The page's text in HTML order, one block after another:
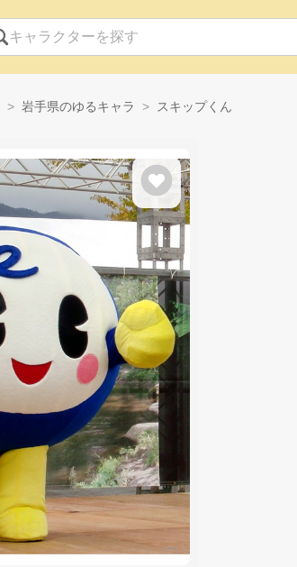
岩手県のゆるキャラ スキップくん